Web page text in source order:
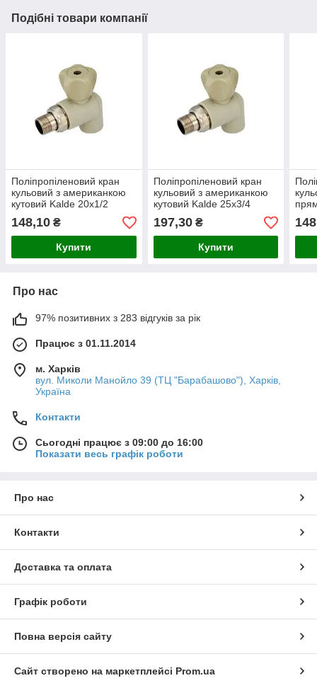
Подібні товари компанії
Поліпропіленовий кран
кульовий з американкою
кутовий Kalde 20х1/2
148,10 ₴
Купити
Поліпропіленовий кран
кульовий з американкою
кутовий Kalde 25х3/4
197,30₴
Купити
Про нас
97% позитивних з 283 відгуків за рік
Працює з 01.11.2014
м. Харків
вул. Миколи Манойло 39 (ТЦ "Барабашово"), Харків,
Україна
Контакти
Сьогодні працює з 09:00 до 16:00
Показати весь графік роботи
Про нас
Контакти
Доставка та оплата
Графік роботи
Повна версія сайту
Сайт створено на маркетплейсі Prom.ua